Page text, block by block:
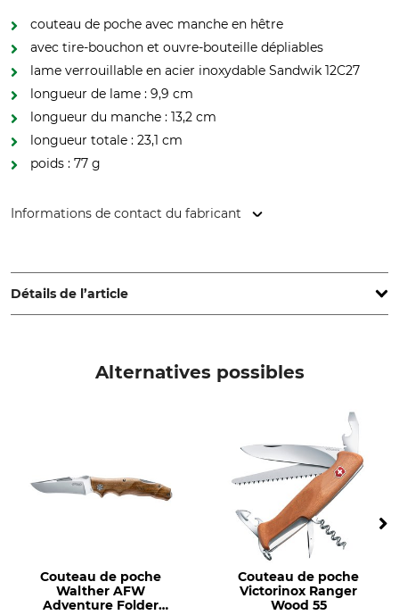
couteau de poche avec manche en hêtre
avec tire-bouchon et ouvre-bouteille dépliables
lame verrouillable en acier inoxydable Sandwik 12C27
longueur de lame : 9,9 cm
longueur du manche : 13,2 cm
longueur totale : 23,1 cm
poids : 77 g
Informations de contact du fabricant
Chambéry, France, www.opinel.com
Détails de l’article
Type de produit
Production
Made in France
Longueur
23,1 cm
Poids
Alternatives possibles
Couteau de poche
Walther AFW
Adventure Folder
Couteau de poche
Victorinox Ranger
Wood 55